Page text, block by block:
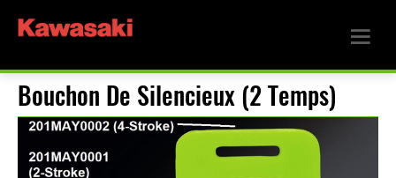
Bouchon De Silencieux (2 Temps)